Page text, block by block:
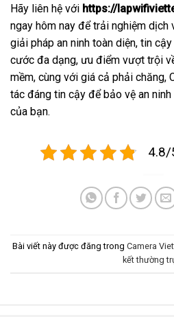
Hãy liên hệ với https://
ngay hôm nay để trải nghiệm
giải pháp an ninh toàn diện, tin
cước đa dạng, ưu điểm vượt trội
mềm, cùng với giá cả phải chăng,
tác đáng tin cậy để bảo vệ an
của bạn.
4.8/
Bài viết này được đăng trong Camera
kết thường